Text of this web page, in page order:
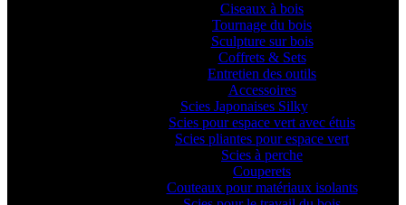
Ciseaux à bois
Tournage du bois
Sculpture sur bois
Coffrets & Sets
Entretien des outils
Accessoires
Scies Japonaises Silky
Scies pour espace vert avec étuis
Scies pliantes pour espace vert
Scies à perche
Couperets
Couteaux pour matériaux isolants